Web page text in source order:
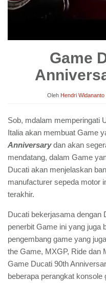
Game
Oleh Hendri Widananto
Sob, mdalam memperingati
Italia akan membuat Game
Anniversarydan akan
mendatang, dalam Game
Ducati akan menjelaskan
manufacturer sepeda motor
terakhir.
Ducati bekerjasama dengan
penerbit Game ini yang juga
pengembang game yang
the Game, MXGP, Ride dan
Game Ducati 90th
beberapa perangkat